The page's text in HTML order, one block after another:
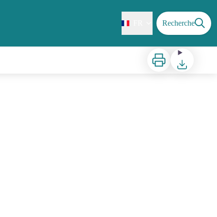
Recherche
Imprimer Télécharger